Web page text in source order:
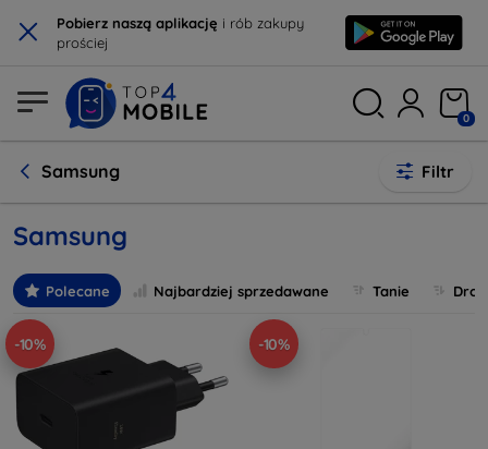
× Pobierz naszą aplikację i rób zakupy
prościej
0
Samsung Filtr
Samsung
Polecane Najbardziej sprzedawane Tanie
-10% -10%